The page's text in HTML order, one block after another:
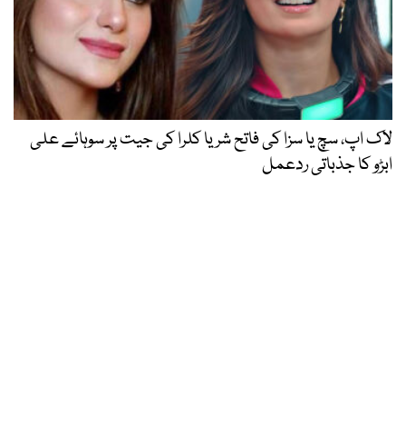
لاک اپ، سچ یا سزا کی فاتح شریا کلرا کی جیت پر سوہائے علی
ابڑو کا جذباتی ردعمل